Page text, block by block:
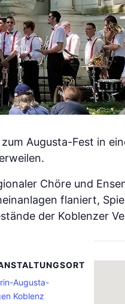
Augusta-Fest in
Chöre und
flaniert,
der Koblenzer
Augusta-
Koblenz